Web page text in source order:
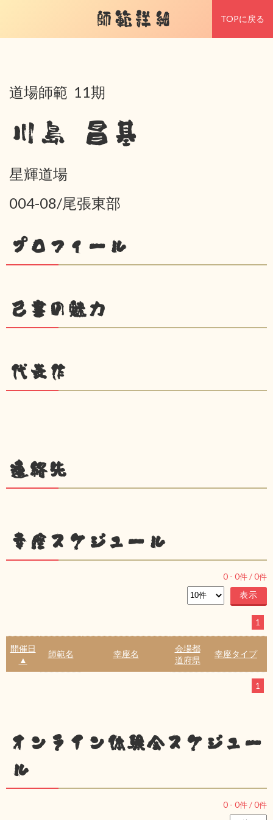
師範詳細 TOPに戻る
道場師範 11期
川島 昌基
星輝道場
004-08/尾張東部
プロフィール
己書の魅力
代表作
連絡先
幸座スケジュール
0 - 0件 /0件
1
開催日
▲
師範名 幸座名
会場都
道府県
幸座タイプ
1
オンライン体験会スケジュー
ル
0 - 0件 /0件